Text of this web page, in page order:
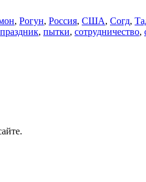
, Рогун, Россия, США, Согд,
праздник, пытки, сотрудничество,